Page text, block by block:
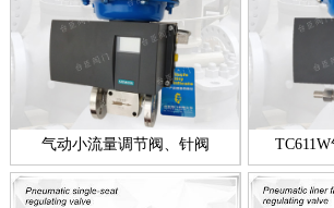
全不锈钢带指挥器操作式自力式压力调节阀简
发、设计、生产调节阀十余年，帮助用户解决
温度调...
新款零缺陷气动衬氟调节阀
气动衬氟调节阀新款简介：ZXPF气动衬氟调节
是台臣阀门引进国外进口技术，结合衬里衬氟阀
良创...
气动小流量调节阀、针阀